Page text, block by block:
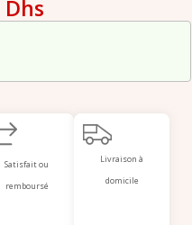
Dhs
Satisfait ou
remboursé
Livraison à
domicile